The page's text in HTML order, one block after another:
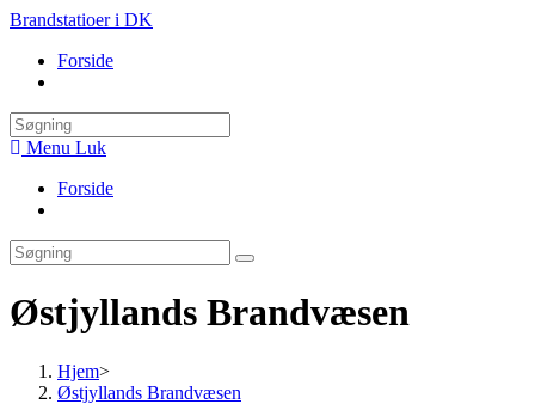
Skip
content
Brandstatioer i DK
Forside
search
Menu Luk
Forside
search
Østjyllands Brandvæsen
Hjem>
Østjyllands Brandvæsen